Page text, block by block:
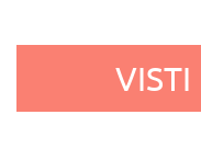
VISTI